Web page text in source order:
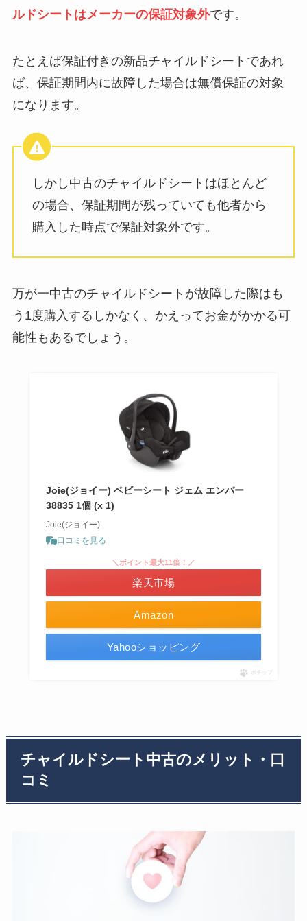
ルドシートはメーカーの保証対象外です。
たとえば保証付きの新品チャイルドシートであれ
ば、保証期間内に故障した場合は無償保証の対象
になります。
しかし中古のチャイルドシートはほとんど
の場合、保証期間が残っていても他者から
購入した時点で保証対象外です。
万が一中古のチャイルドシートが故障した際はも
う1度購入するしかなく、かえってお金がかかる可
能性もあるでしょう。
Joie(ジョイー) ベビーシート ジェム エンバー
38835 1個 (x 1)
Joie(ジョイー)
口コミを見る
Amazon
＼ポイント最大11倍！／
楽天市場
Yahooショッピング
ポチップ
チャイルドシート中古のメリット・口
コミ